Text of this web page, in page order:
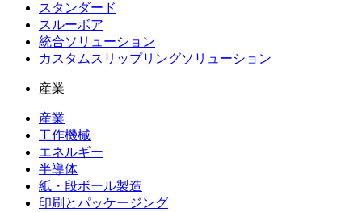
スタンダード
スルーボア
統合ソリューション
カスタムスリップリングソリューション
産業
産業
工作機械
エネルギー
半導体
紙・段ボール製造
印刷とパッケージング